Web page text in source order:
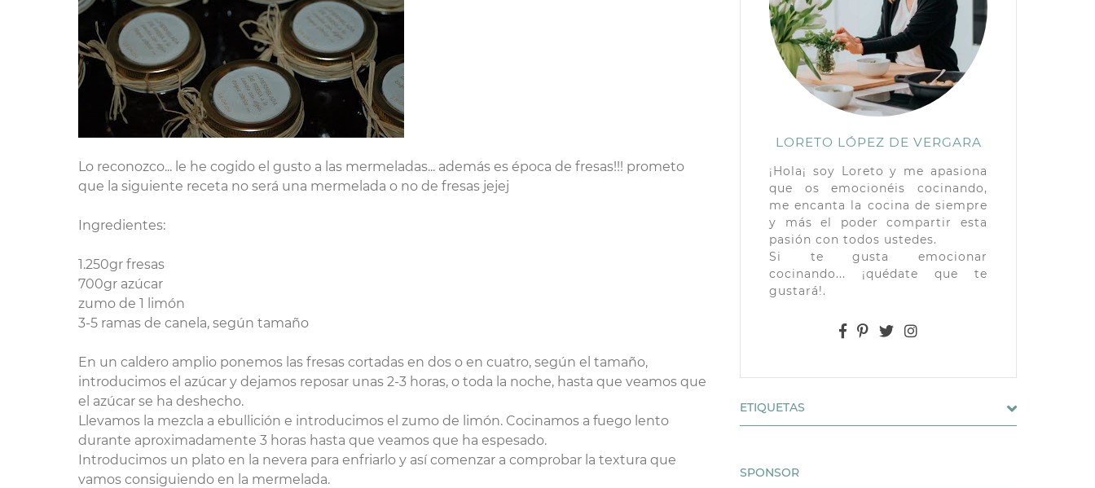
Lo reconozco... le he cogido el gusto a las mermeladas... además es época de fresas!!! prometo
que la siguiente receta no será una mermelada o no de fresas jejej
Ingredientes:
1.250gr fresas
700gr azúcar
zumo de 1 limón
3-5 ramas de canela, según tamaño
En un caldero amplio ponemos las fresas cortadas en dos o en cuatro, según el tamaño,
introducimos el azúcar y dejamos reposar unas 2-3 horas, o toda la noche, hasta que veamos que
el azúcar se ha deshecho.
Llevamos la mezcla a ebullición e introducimos el zumo de limón. Cocinamos a fuego lento
durante aproximadamente 3 horas hasta que veamos que ha espesado.
Introducimos un plato en la nevera para enfriarlo y así comenzar a comprobar la textura que
vamos consiguiendo en la mermelada.
LORETO LÓPEZ DE VERGARA
¡Hola¡ soy Loreto y me apasiona
que os emocionéis cocinando,
me encanta la cocina de siempre
y más el poder compartir esta
pasión con todos ustedes.
Si te gusta emocionar
cocinando... ¡quédate que te
gustará!.
ETIQUETAS
SPONSOR